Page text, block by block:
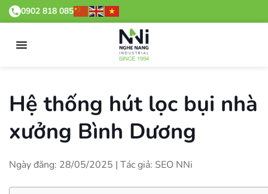
0902 818 085
Hệ thống hút lọc bụi nhà
xưởng Bình Dương
Ngày đăng: 28/05/2025 | Tác giả: SEO NNi